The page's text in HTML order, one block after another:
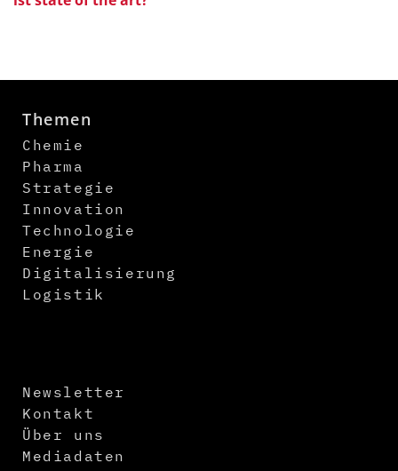
Themen
Chemie
Pharma
Strategie
Innovation
Technologie
Energie
Digitalisierung
Logistik
Newsletter
Kontakt
Über uns
Mediadaten